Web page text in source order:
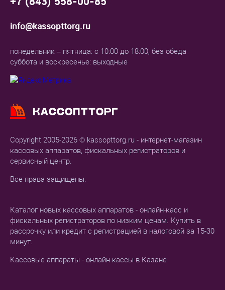
Copyright 2005-2026 © kassopttorg.ru - интернет-магазин
кассовых аппаратов, фискальных регистраторов и
сервисный центр.
Все права защищены.
Каталог новых кассовых аппаратов - онлайн-касс и
фискальных регистраторов по низким ценам. Купить в
рассрочку или кредит с регистрацией в налоговой за 15-30
минут.
Кассовые аппараты - онлайн кассы в Казане
info@kassopttorg.ru
понедельник – пятница: с 10:00 до 18:00, без обеда
суббота и воскресенье: выходные